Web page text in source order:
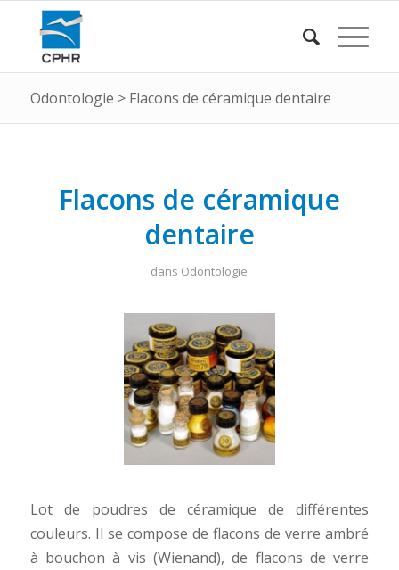
Odontologie > Flacons de céramique dentaire
Flacons de céramique
dentaire
dans Odontologie
Lot de poudres de céramique de différentes
couleurs. Il se compose de flacons de verre ambré
à bouchon à vis (Wienand), de flacons de verre